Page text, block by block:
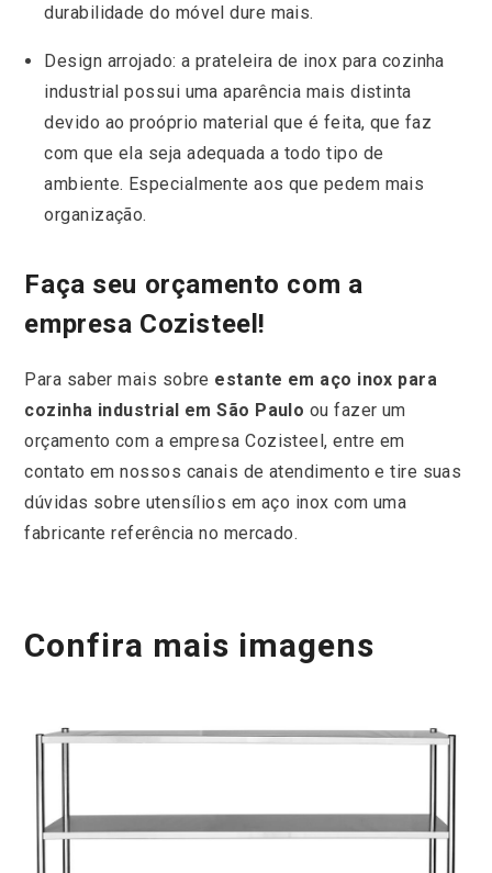
durabilidade do móvel dure mais.
Design arrojado: a prateleira de inox para cozinha
industrial possui uma aparência mais distinta
devido ao proóprio material que é feita, que faz
com que ela seja adequada a todo tipo de
ambiente. Especialmente aos que pedem mais
organização.
Faça seu orçamento com a
empresa Cozisteel!
Para saber mais sobre estante em aço inox para
cozinha industrial em São Paulo ou fazer um
orçamento com a empresa Cozisteel, entre em
contato em nossos canais de atendimento e tire suas
dúvidas sobre utensílios em aço inox com uma
fabricante referência no mercado.
Confira mais imagens